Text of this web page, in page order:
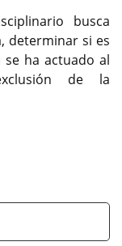
busca
determinar si es
ha actuado al
de la